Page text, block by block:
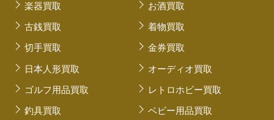
楽器買取 お酒買取
古銭買取 着物買取
切手買取 金券買取
日本人形買取 オーディオ買取
ゴルフ用品買取 レトロホビー買取
釣具買取 ベビー用品買取